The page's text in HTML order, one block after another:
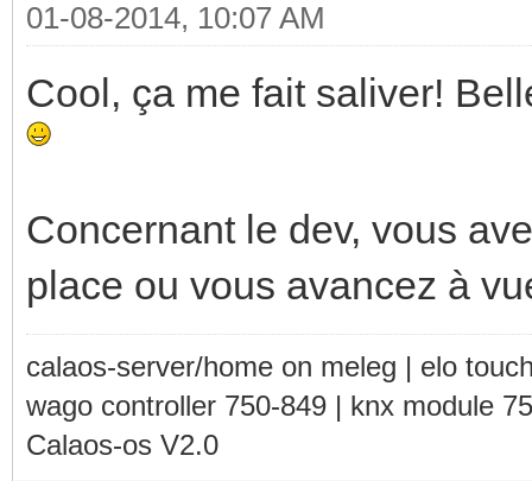
01-08-2014, 10:07 AM
Cool, ça me fait saliver!
Concernant le dev, vous
place ou vous avancez à
calaos-server/home on meleg | elo
wago controller 750-849 | knx module
Calaos-os V2.0